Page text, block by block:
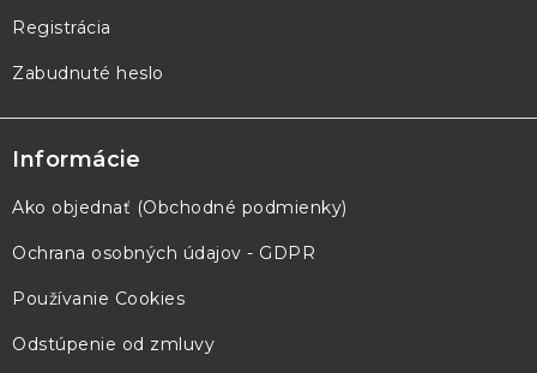
Registrácia
Zabudnuté heslo
Informácie
Ako objednať (Obchodné podmienky)
Ochrana osobných údajov - GDPR
Používanie Cookies
Odstúpenie od zmluvy